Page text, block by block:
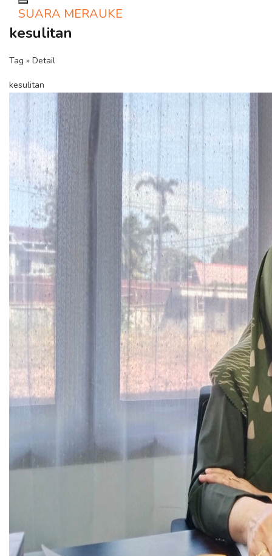
Toggle navigation
SUARA MERAUKE
kesulitan
Tag » Detail
kesulitan